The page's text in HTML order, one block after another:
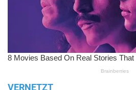
VERNETZT